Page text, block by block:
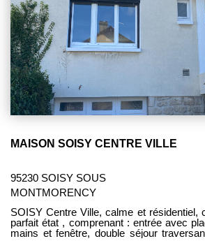
MAISON SOISY CENTRE VILLE
95230 SOISY SOUS
MONTMORENCY
SOISY Centre Ville, calme et résidentiel,
parfait état , comprenant : entrée avec placards, wc avec lave-
mains et fenêtre, double séjour